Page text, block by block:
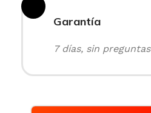
Garantía
7 días, sin preguntas